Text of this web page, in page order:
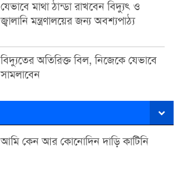
যেভাবে মাথা ঠান্ডা রাখবেন বিদ্যুৎ ও
জ্বালানি মন্ত্রণালয়ের জন্য অবশ্যপাঠ্য
বিদ্যুতের অতিরিক্ত বিল, নিজেকে যেভাবে
সামলাবেন
আমি কেন আর কোনোদিন দাড়ি কাটিনি